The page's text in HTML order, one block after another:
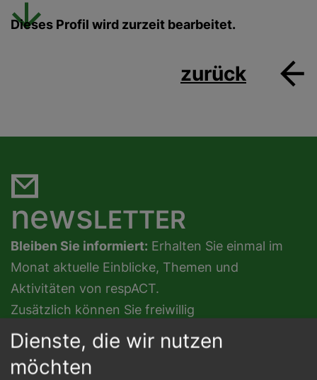
Dieses Profil wird zurzeit bearbeitet.
zurück
newsLETTER
Bleiben Sie informiert: Erhalten Sie einmal im
Monat aktuelle Einblicke, Themen und
Aktivitäten von respACT.
Zusätzlich können Sie freiwillig
Themenschwerpunkte auswählen – der
allgemeine Newsletter ist immer inkludiert.
Dienste, die wir nutzen
möchten